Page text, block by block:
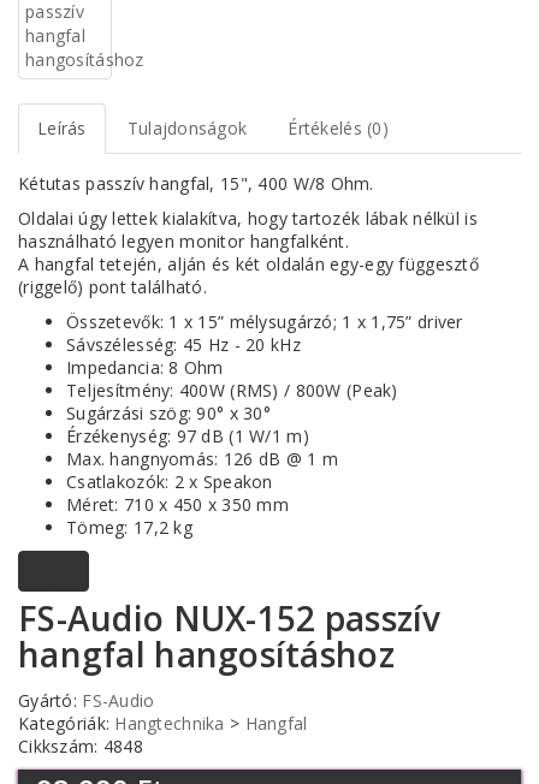
Leírás Tulajdonságok Értékelés (0)
Kétutas passzív hangfal, 15", 400 W/8 Ohm.
Oldalai úgy lettek kialakítva, hogy tartozék lábak nélkül is
használható legyen monitor hangfalként.
A hangfal tetején, alján és két oldalán egy-egy függesztő
(riggelő) pont található.
Összetevők: 1 x 15” mélysugárzó; 1 x 1,75” driver
Sávszélesség: 45 Hz - 20 kHz
Impedancia: 8 Ohm
Teljesítmény: 400W (RMS) / 800W (Peak)
Sugárzási szög: 90° x 30°
Érzékenység: 97 dB (1 W/1 m)
Max. hangnyomás: 126 dB @ 1 m
Csatlakozók: 2 x Speakon
Méret: 710 x 450 x 350 mm
Tömeg: 17,2 kg
FS-Audio NUX-152 passzív
hangfal hangosításhoz
Gyártó: FS-Audio
Kategóriák: Hangtechnika > Hangfal
Cikkszám: 4848